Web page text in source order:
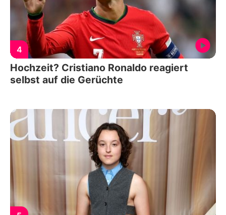
4
Hochzeit? Cristiano Ronaldo reagiert
selbst auf die Gerüchte